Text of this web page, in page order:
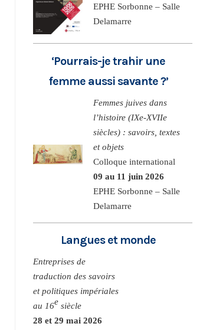
EPHE Sorbonne – Salle
Delamarre
‘Pourrais-je trahir une
femme aussi savante ?’
Femmes juives dans
l’histoire (IXe-XVIIe
siècles) : savoirs, textes
et objets
Colloque international
09 au 11 juin 2026
EPHE Sorbonne – Salle
Delamarre
Langues et monde
Entreprises de
traduction des savoirs
et politiques impériales
au 16e siècle
28 et 29 mai 2026